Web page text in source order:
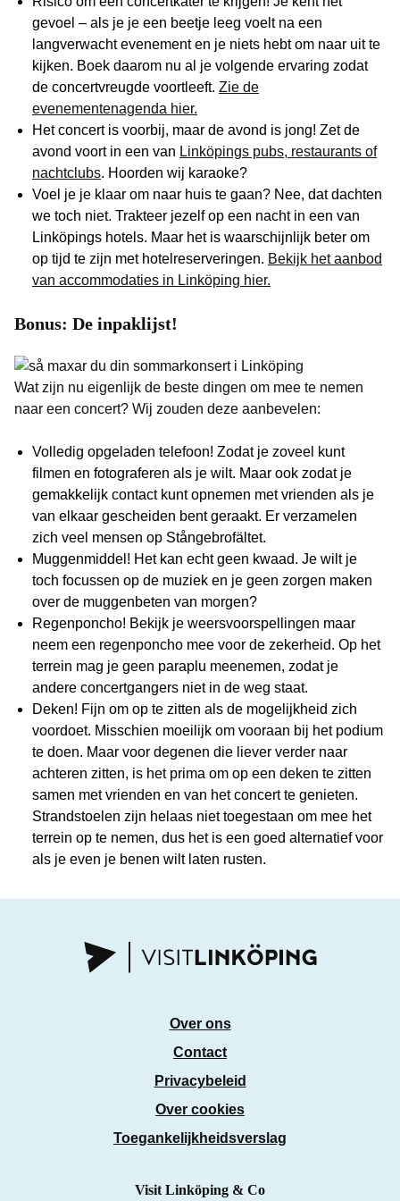
gevoel – als je je een beetje leeg voelt na een
langverwacht evenement en je niets hebt om naar uit te
kijken. Boek daarom nu al je volgende ervaring zodat
de concertvreugde voortleeft. Zie de
evenementenagenda hier.
Het concert is voorbij, maar de avond is jong! Zet de
avond voort in een van Linköpings pubs, restaurants of
nachtclubs. Hoorden wij karaoke?
Voel je je klaar om naar huis te gaan? Nee, dat dachten
we toch niet. Trakteer jezelf op een nacht in een van
Linköpings hotels. Maar het is waarschijnlijk beter om
op tijd te zijn met hotelreserveringen. Bekijk het aanbod
van accommodaties in Linköping hier.
Bonus: De inpaklijst!
Wat zijn nu eigenlijk de beste dingen om mee te nemen
naar een concert? Wij zouden deze aanbevelen:
Volledig opgeladen telefoon! Zodat je zoveel kunt
filmen en fotograferen als je wilt. Maar ook zodat je
gemakkelijk contact kunt opnemen met vrienden als je
van elkaar gescheiden bent geraakt. Er verzamelen
zich veel mensen op Stångebrofältet.
Muggenmiddel! Het kan echt geen kwaad. Je wilt je
toch focussen op de muziek en je geen zorgen maken
over de muggenbeten van morgen?
Regenponcho! Bekijk je weersvoorspellingen maar
neem een regenponcho mee voor de zekerheid. Op het
terrein mag je geen paraplu meenemen, zodat je
andere concertgangers niet in de weg staat.
Deken! Fijn om op te zitten als de mogelijkheid zich
voordoet. Misschien moeilijk om vooraan bij het podium
te doen. Maar voor degenen die liever verder naar
achteren zitten, is het prima om op een deken te zitten
samen met vrienden en van het concert te genieten.
Strandstoelen zijn helaas niet toegestaan om mee het
terrein op te nemen, dus het is een goed alternatief voor
als je even je benen wilt laten rusten.
Over ons
Contact
Privacybeleid
Over cookies
Toegankelijkheidsverslag
Visit Linköping & Co